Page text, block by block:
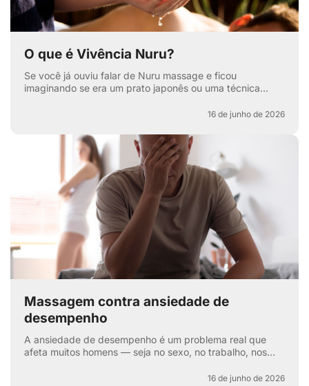
O que é Vivência Nuru?
Se você já ouviu falar de Nuru massage e ficou
imaginando se era um prato japonês ou uma técnica
16 de junho de 2026
Massagem contra ansiedade de
desempenho
A ansiedade de desempenho é um problema real que
afeta muitos homens — seja no sexo, no trabalho, nos
16 de junho de 2026